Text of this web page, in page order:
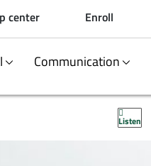
center Enroll
Communication
Listen